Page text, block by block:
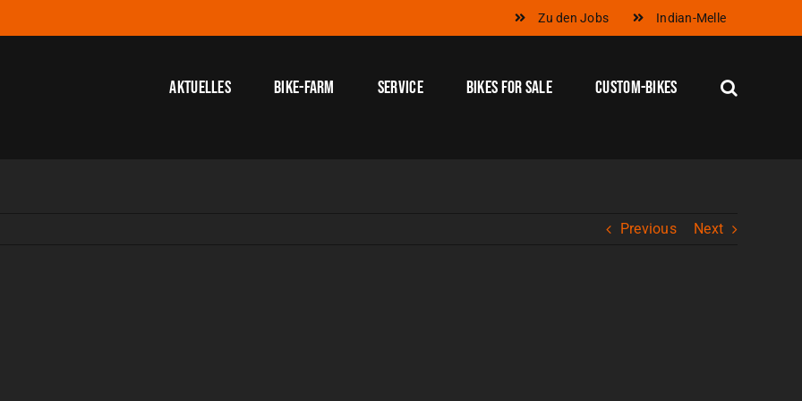
Zu den Jobs Indian-Melle
Aktuelles Bike-Farm Service Bikes for Sale Custom-Bikes
Previous Next